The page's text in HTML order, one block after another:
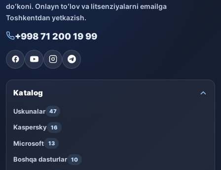
doʻkoni. Onlayn toʻlov va litsenziyalarni emailga
Toshkentdan yetkazish.
+998 71 200 19 99
Katalog
Uskunalar 47
Kaspersky 16
Microsoft 13
Boshqa dasturlar 10